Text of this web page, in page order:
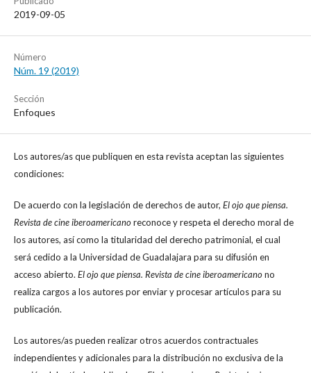
2019-09-05
Número
Núm. 19 (2019)
Sección
Enfoques
Los autores/as que publiquen en esta revista aceptan las siguientes
condiciones:
De acuerdo con la legislación de derechos de autor, El ojo que piensa.
Revista de cine iberoamericanoreconoce y respeta el derecho moral de
los autores, así como la titularidad del derecho patrimonial, el cual
será cedido a la Universidad de Guadalajara para su difusión en
acceso abierto. El ojo que piensa. Revista de cine iberoamericanono
realiza cargos a los autores por enviar y procesar artículos para su
publicación.
Los autores/as pueden realizar otros acuerdos contractuales
independientes y adicionales para la distribución no exclusiva de la